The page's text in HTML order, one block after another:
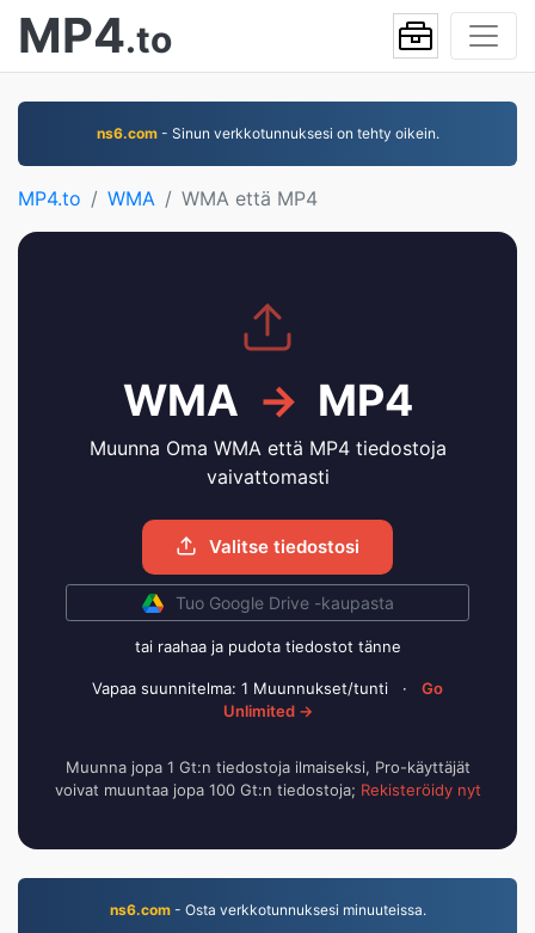
MP4.to
ns6.com- Sinun verkkotunnuksesi on tehty oikein.
MP4.to WMA WMA että MP4
WMA → MP4
Muunna Oma WMA että MP4 tiedostoja
vaivattomasti
Valitse tiedostosi
Tuo Google Drive -kaupasta
tai raahaa ja pudota tiedostot tänne
Vapaa suunnitelma: 1 Muunnukset/tunti ·
Go
Unlimited →
Muunna jopa 1 Gt:n tiedostoja ilmaiseksi, Pro-käyttäjät
voivat muuntaa jopa 100 Gt:n tiedostoja; Rekisteröidy nyt
ns6.com- Osta verkkotunnuksesi minuuteissa.